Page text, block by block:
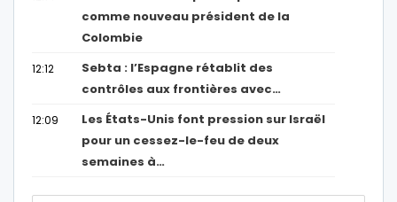
comme nouveau président de la
Colombie
12:12
Sebta : l’Espagne rétablit des
contrôles aux frontières avec…
12:09
Les États-Unis font pression sur Israël
pour un cessez-le-feu de deux
semaines à…